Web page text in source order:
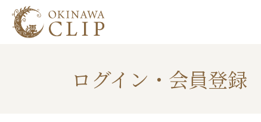
ログイン・会員登録